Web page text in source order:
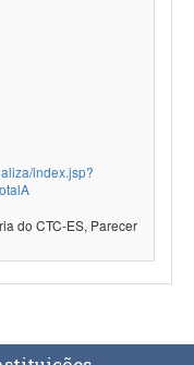
index.jsp?
do CTC-ES, Parecer